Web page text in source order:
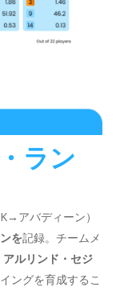
ラン
アバディーン）
を記録。チームメ
アルリンド・セジ
ングを育成するこ